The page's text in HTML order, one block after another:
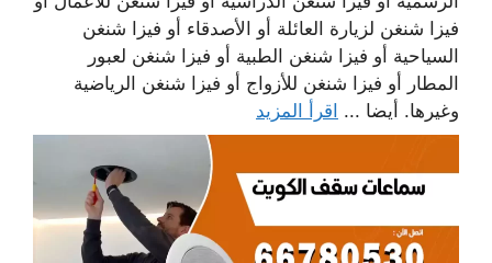
فيزا شنغن لزيارة العائلة أو الأصدقاء أو فيزا شنغن
السياحية أو فيزا شنغن الطبية أو فيزا شنغن لعبور
المطار أو فيزا شنغن للأزواج أو فيزا شنغن الرياضية
وغيرها. أيضا ... اقرأ المزيد